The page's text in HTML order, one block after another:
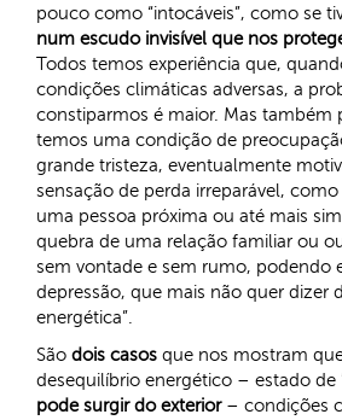
pouco como “intocáveis”, como se
num escudo invisível que nos
Todos temos experiência que,
condições climáticas adversas, a
constiparmos é maior. Mas também
temos uma condição de
grande tristeza, eventualmente
sensação de perda irreparável,
uma pessoa próxima ou até mais
quebra de uma relação familiar ou
sem vontade e sem rumo, podendo
depressão, que mais não quer dizer
energética”.
São dois casos que nos mostram
desequilíbrio energético – estado de
pode surgir do exterior– condições